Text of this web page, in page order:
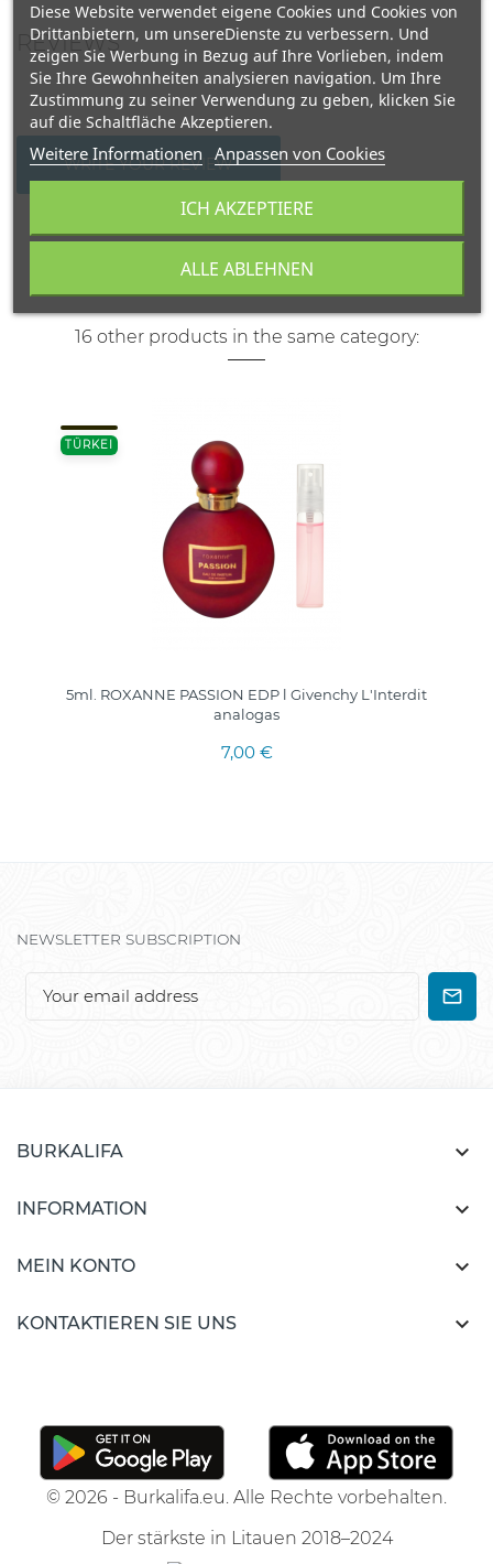
REVIEWS
WRITE YOUR REVIEW
16 other products in the same category:
TÜRKEI
5ml. ROXANNE PASSION EDP l Givenchy L'Interdit
analogas
7,00 €
NEWSLETTER SUBSCRIPTION
BURKALIFA 
INFORMATION 
MEIN KONTO 
KONTAKTIEREN SIE UNS 
© 2026 - Burkalifa.eu. Alle Rechte vorbehalten.
Der stärkste in Litauen 2018–2024
Diese Website verwendet eigene Cookies und Cookies von
Drittanbietern, um unsereDienste zu verbessern. Und
zeigen Sie Werbung in Bezug auf Ihre Vorlieben, indem
Sie Ihre Gewohnheiten analysieren navigation. Um Ihre
Zustimmung zu seiner Verwendung zu geben, klicken Sie
auf die Schaltfläche Akzeptieren.
Weitere Informationen Anpassen von Cookies
ALLE ABLEHNEN
ICH AKZEPTIERE